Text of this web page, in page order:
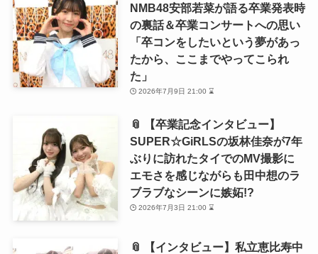
NMB48安部若菜が語る卒業発表時
の裏話＆卒業コンサートへの思い
「卒コンをしたいという夢があっ
たから、ここまでやってこられ
た」
2026年7月9日 21:00 ⌛
📎 【卒業記念インタビュー】
SUPER☆GiRLSの坂林佳奈が7年
ぶりに訪れたタイでのMV撮影に
エモさを感じながらも田中想のラ
ブラブなシーンに嫉妬!?
2026年7月3日 21:00 ⌛
📎 【インタビュー】私立恵比寿中